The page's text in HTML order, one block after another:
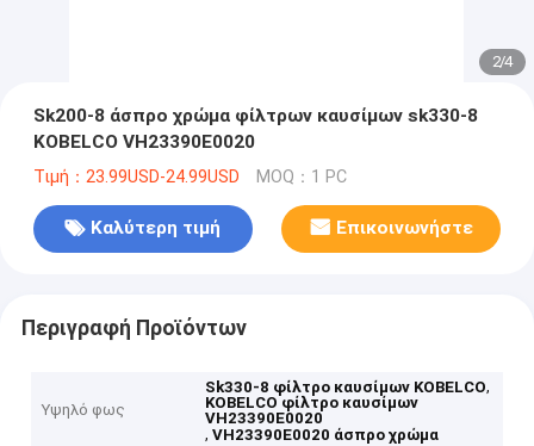
2/4
Sk200-8 άσπρο χρώμα φίλτρων καυσίμων sk330-8
KOBELCO VH23390E0020
Τιμή：23.99USD-24.99USD MOQ：1 PC
Καλύτερη τιμή Επικοινωνήστε
Περιγραφή Προϊόντων
Υψηλό φως
Sk330-8 φίλτρο καυσίμων KOBELCO,
KOBELCO φίλτρο καυσίμων
VH23390E0020
,VH23390E0020 άσπρο χρώμα